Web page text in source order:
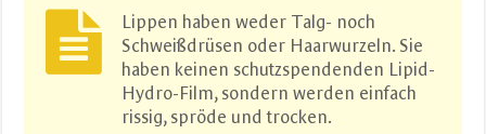
Lippen haben weder Talg- noch
Schweißdrüsen oder Haarwurzeln. Sie
haben keinen schutzspendenden Lipid-
Hydro-Film, sondern werden einfach
rissig, spröde und trocken.